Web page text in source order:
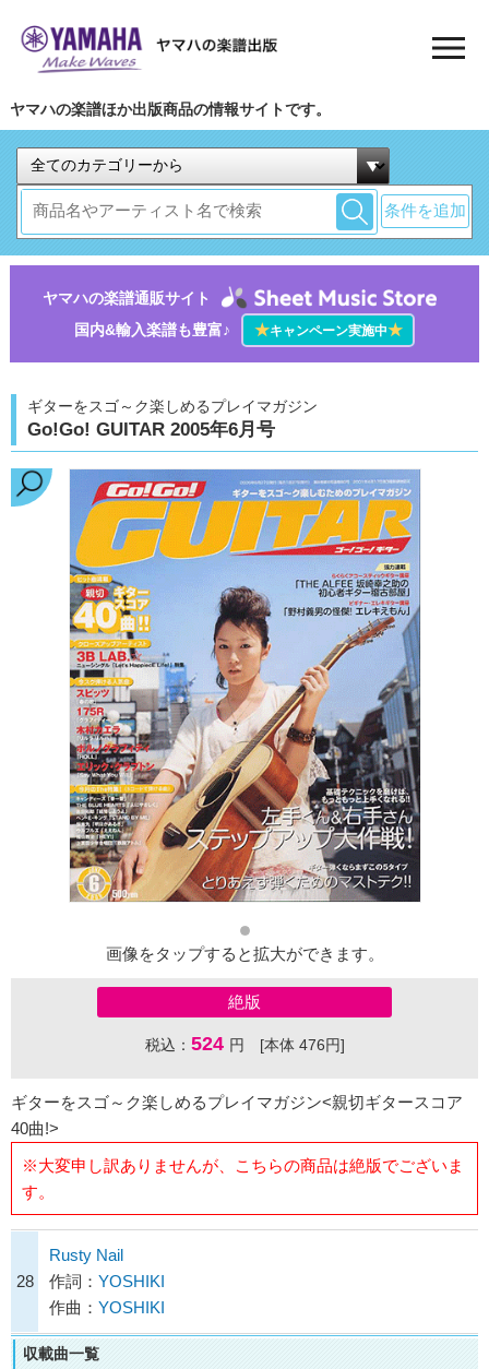
ヤマハの楽譜ほか出版商品の情報サイトです。
条件を追加
ヤマハの楽譜通販サイト
国内&輸入楽譜も豊富♪
★キャンペーン実施中★
ギターをスゴ～ク楽しめるプレイマガジン
Go!Go! GUITAR 2005年6月号
画像をタップすると拡大ができます。
絶版
税込： 524 円 [本体 476円]
ギターをスゴ～ク楽しめるプレイマガジン<親切ギタースコア
40曲!>
※大変申し訳ありませんが、こちらの商品は絶版でございま
す。
28
Rusty Nail
作詞： YOSHIKI
作曲： YOSHIKI
収載曲一覧